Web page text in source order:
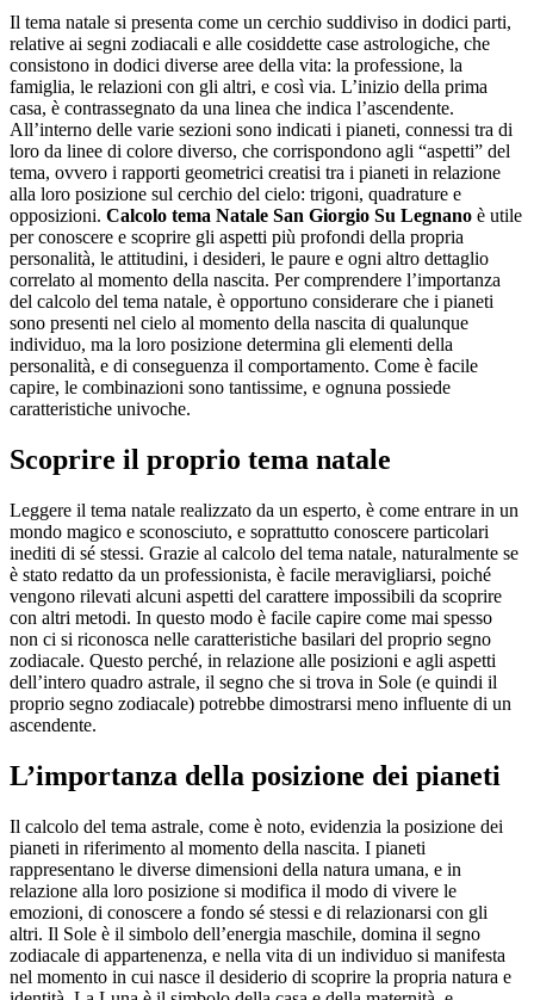
Il tema natale si presenta come un cerchio suddiviso in dodici parti,
relative ai segni zodiacali e alle cosiddette case astrologiche, che
consistono in dodici diverse aree della vita: la professione, la
famiglia, le relazioni con gli altri, e così via. L’inizio della prima
casa, è contrassegnato da una linea che indica l’ascendente.
All’interno delle varie sezioni sono indicati i pianeti, connessi tra di
loro da linee di colore diverso, che corrispondono agli “aspetti” del
tema, ovvero i rapporti geometrici creatisi tra i pianeti in relazione
alla loro posizione sul cerchio del cielo: trigoni, quadrature e
opposizioni. Calcolo tema Natale San Giorgio Su Legnano è utile
per conoscere e scoprire gli aspetti più profondi della propria
personalità, le attitudini, i desideri, le paure e ogni altro dettaglio
correlato al momento della nascita. Per comprendere l’importanza
del calcolo del tema natale, è opportuno considerare che i pianeti
sono presenti nel cielo al momento della nascita di qualunque
individuo, ma la loro posizione determina gli elementi della
personalità, e di conseguenza il comportamento. Come è facile
capire, le combinazioni sono tantissime, e ognuna possiede
caratteristiche univoche.
Scoprire il proprio tema natale
Leggere il tema natale realizzato da un esperto, è come entrare in un
mondo magico e sconosciuto, e soprattutto conoscere particolari
inediti di sé stessi. Grazie al calcolo del tema natale, naturalmente se
è stato redatto da un professionista, è facile meravigliarsi, poiché
vengono rilevati alcuni aspetti del carattere impossibili da scoprire
con altri metodi. In questo modo è facile capire come mai spesso
non ci si riconosca nelle caratteristiche basilari del proprio segno
zodiacale. Questo perché, in relazione alle posizioni e agli aspetti
dell’intero quadro astrale, il segno che si trova in Sole (e quindi il
proprio segno zodiacale) potrebbe dimostrarsi meno influente di un
ascendente.
L’importanza della posizione dei pianeti
Il calcolo del tema astrale, come è noto, evidenzia la posizione dei
pianeti in riferimento al momento della nascita. I pianeti
rappresentano le diverse dimensioni della natura umana, e in
relazione alla loro posizione si modifica il modo di vivere le
emozioni, di conoscere a fondo sé stessi e di relazionarsi con gli
altri. Il Sole è il simbolo dell’energia maschile, domina il segno
zodiacale di appartenenza, e nella vita di un individuo si manifesta
nel momento in cui nasce il desiderio di scoprire la propria natura e